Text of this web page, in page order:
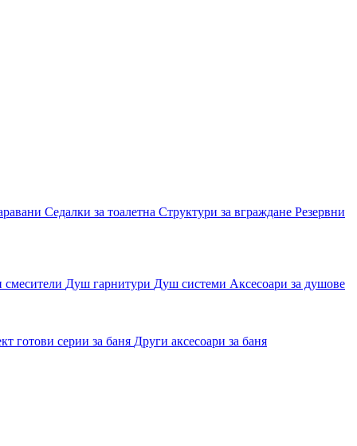
Седалки за тоалетна Структури за вграждане Резервни
смесители Душ гарнитури Душ системи Аксесоари за душове
готови серии за баня Други аксесоари за баня